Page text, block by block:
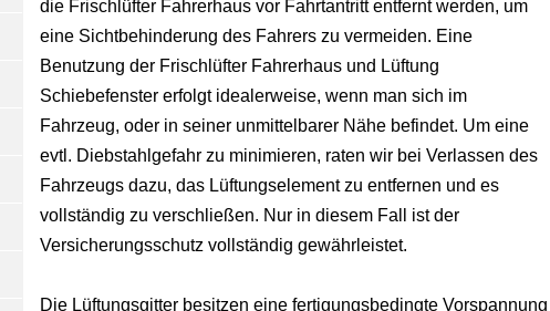
die Frischlüfter Fahrerhaus vor Fahrtantritt entfernt werden, um
eine Sichtbehinderung des Fahrers zu vermeiden. Eine
Benutzung der Frischlüfter Fahrerhaus und Lüftung
Schiebefenster erfolgt idealerweise, wenn man sich im
Fahrzeug, oder in seiner unmittelbarer Nähe befindet. Um eine
evtl. Diebstahlgefahr zu minimieren, raten wir bei Verlassen des
Fahrzeugs dazu, das Lüftungselement zu entfernen und es
vollständig zu verschließen. Nur in diesem Fall ist der
Versicherungsschutz vollständig gewährleistet.
Die Lüftungsgitter besitzen eine fertigungsbedingte Vorspannung